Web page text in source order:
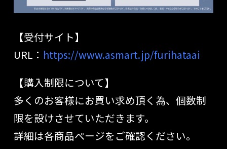
【受付サイト】
URL： https://www.asmart.jp/furihataai
【購入制限について】
多くのお客様にお買い求め頂く為、個数制
限を設けさせていただきます。
詳細は各商品ページをご確認ください。